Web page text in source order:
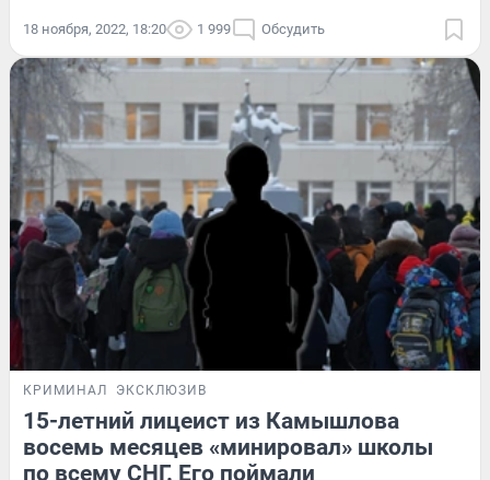
18 ноября, 2022, 18:20 1 999 Обсудить
КРИМИНАЛ ЭКСКЛЮЗИВ
15-летний лицеист из Камышлова
восемь месяцев «минировал» школы
по всему СНГ. Его поймали